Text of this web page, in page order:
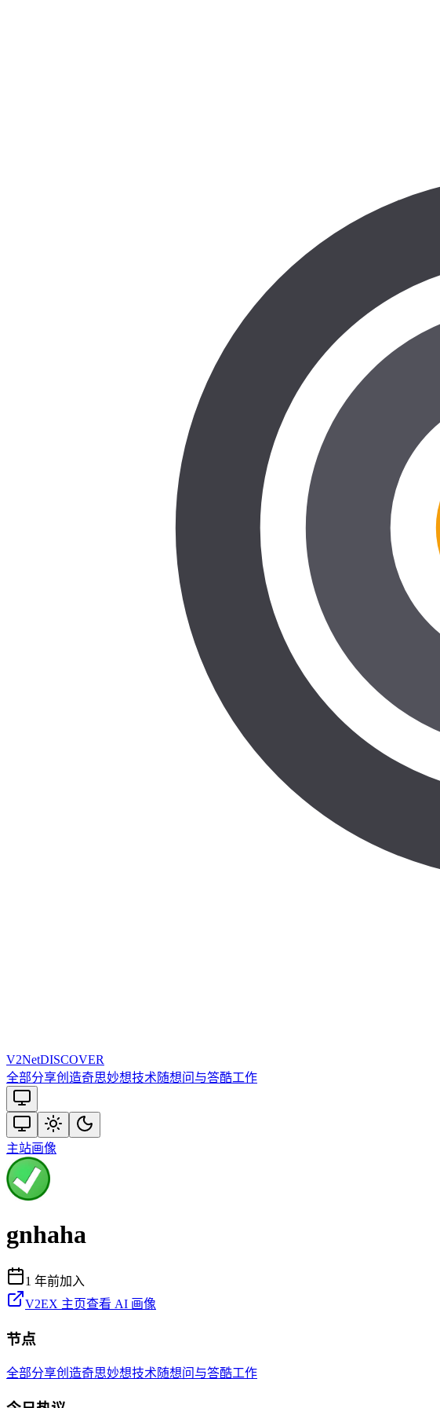
V2NetDISCOVER
全部分享创造奇思妙想技术随想问与答酷工作
主站画像
gnhaha
1 年前加入
V2EX 主页查看 AI 画像
节点
全部分享创造奇思妙想技术随想问与答酷工作